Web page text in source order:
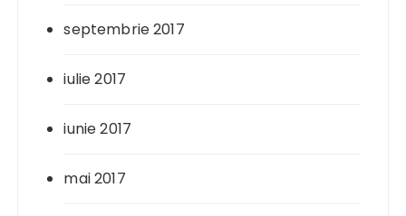
septembrie 2017
iulie 2017
iunie 2017
mai 2017